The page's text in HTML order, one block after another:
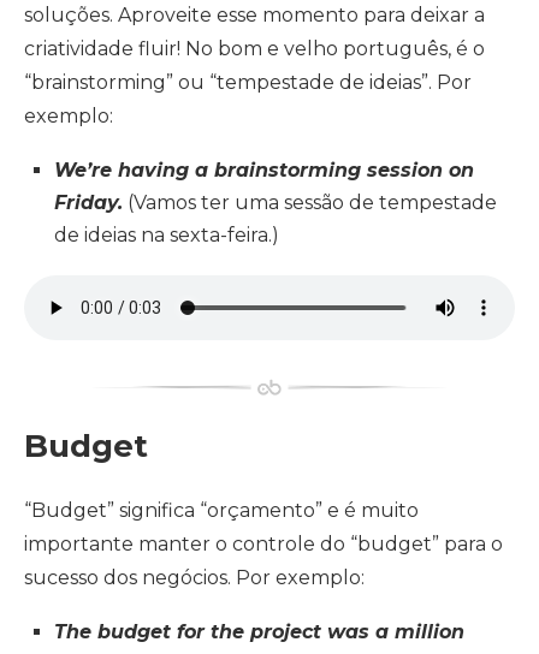
soluções. Aproveite esse momento para deixar a
criatividade fluir! No bom e velho português, é o
“brainstorming” ou “tempestade de ideias”. Por
exemplo:
We’re having a brainstorming session on
Friday. (Vamos ter uma sessão de tempestade
de ideias na sexta-feira.)
Budget
“Budget” significa “orçamento” e é muito
importante manter o controle do “budget” para o
sucesso dos negócios. Por exemplo:
The budget for the project was a million